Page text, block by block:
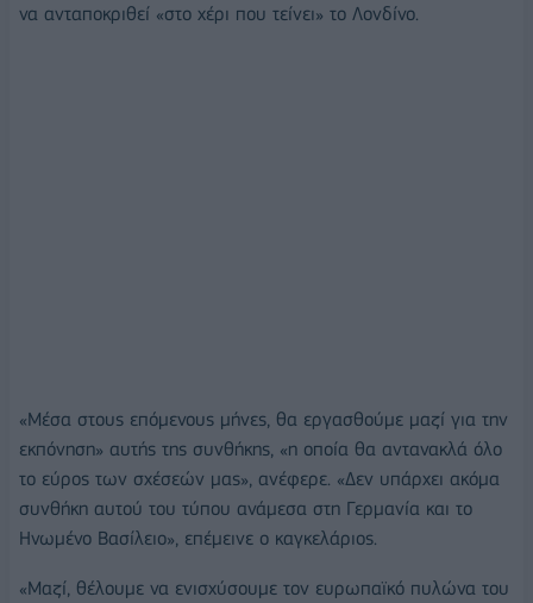
να ανταποκριθεί «στο χέρι που τείνει» το Λονδίνο.
«Μέσα στους επόμενους μήνες, θα εργασθούμε μαζί για την
εκπόνηση» αυτής της συνθήκης, «η οποία θα αντανακλά όλο
το εύρος των σχέσεών μας», ανέφερε. «Δεν υπάρχει ακόμα
συνθήκη αυτού του τύπου ανάμεσα στη Γερμανία και το
Ηνωμένο Βασίλειο», επέμεινε ο καγκελάριος.
«Μαζί, θέλουμε να ενισχύσουμε τον ευρωπαϊκό πυλώνα του